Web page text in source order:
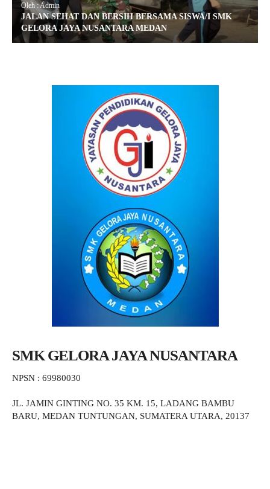
Oleh : Admin
JALAN SEHAT DAN BERSIH BERSAMA SISWA/I SMK
GELORA JAYA NUSANTARA MEDAN
SMK GELORA JAYA NUSANTARA
NPSN : 69980030
JL. JAMIN GINTING NO. 35 KM. 15, LADANG BAMBU
BARU, MEDAN TUNTUNGAN, SUMATERA UTARA, 20137